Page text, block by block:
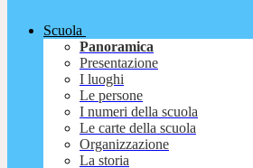
Scuola
Panoramica
Presentazione
I luoghi
Le persone
I numeri della scuola
Le carte della scuola
Organizzazione
La storia